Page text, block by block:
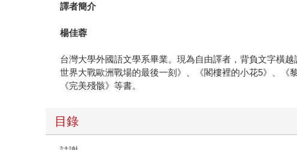
譯者簡介
楊佳蓉
台灣大學外國語文學系畢業。現為自由譯者，背負文字橫
世界大戰歐洲戰場的最後一刻》、《閣樓裡的小花5》、《
《完美殘骸》等書。
目錄